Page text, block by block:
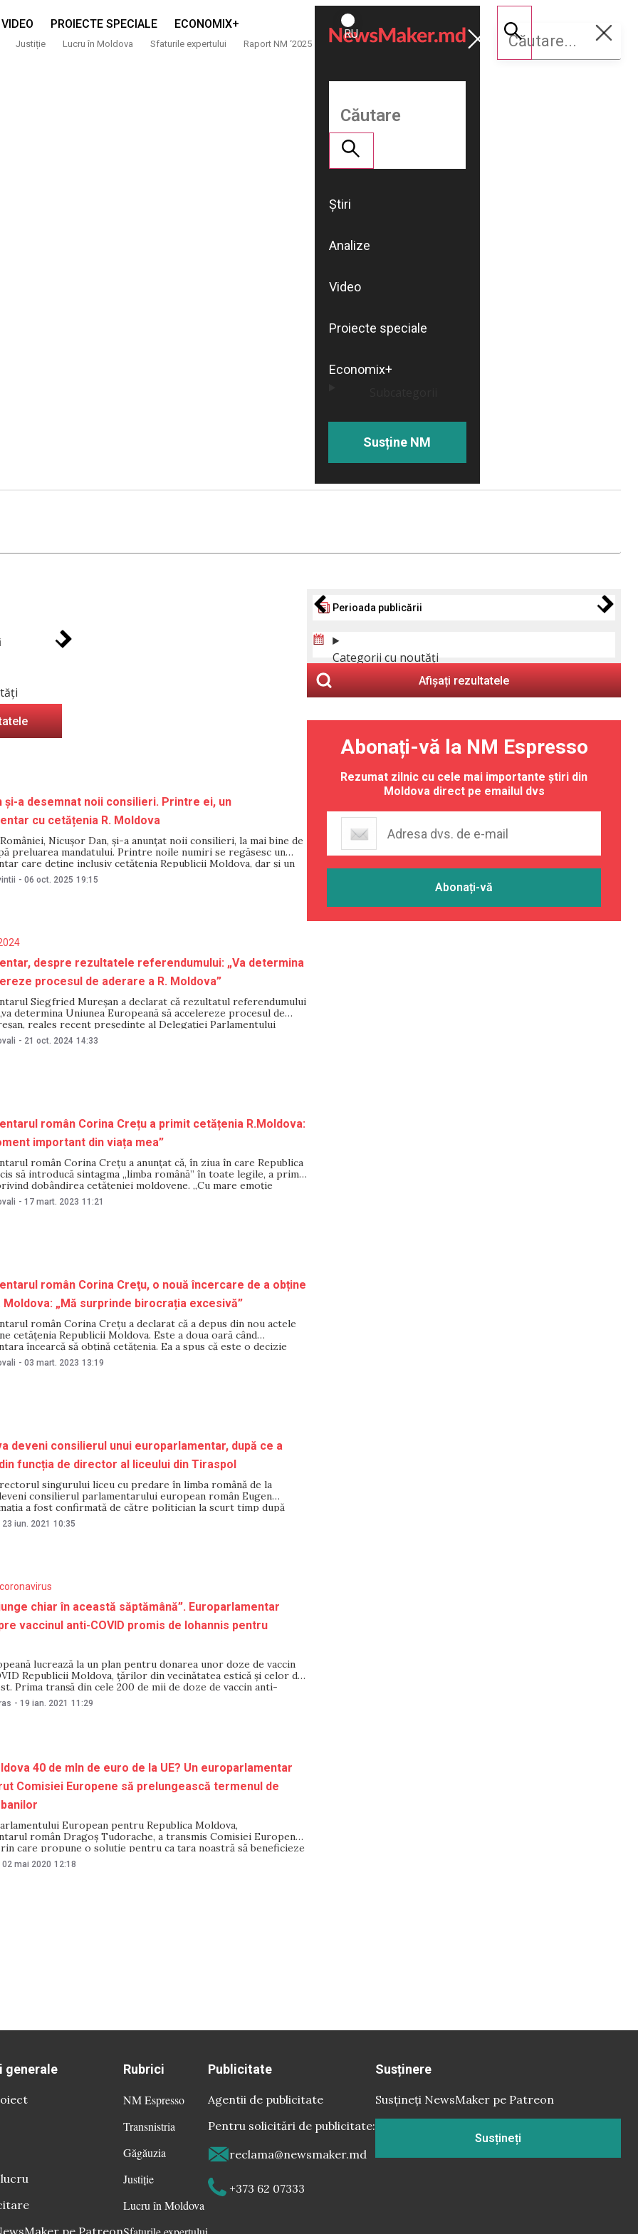
VIDEO PROIECTE SPECIALE ECONOMIX+
Justiție Lucru în Moldova Sfaturile expertului Raport NM ‘2025
ROMÂNĂ
RU
Susține
NM
Știri
Analize
Video
Proiecte speciale
Economix+
Susține NM
și-a desemnat noii consilieri. Printre ei, un
cu cetățenia R. Moldova
Nicușor Dan, și-a anunțat noii consilieri, la mai bine de
preluarea mandatului. Printre noile numiri se regăsesc un
care deține inclusiv cetățenia Republicii Moldova, dar și un
al României în țara noastră. Astfel, Marius Lazurca, fostul
a reprezentat România inclusiv
- 06 oct. 2025 19:15
despre rezultatele referendumului: „Va determina
procesul de aderare a R. Moldova”
Siegfried Mureșan a declarat că rezultatul referendumului
determina Uniunea Europeană să accelereze procesul de
reales recent președinte al Delegației Parlamentului
relațiile cu Moldova, a adăugat că „rezultatul strâns al
nu înseamnă că Moldova este divizată, ci înseamnă că, în ciuda
- 21 oct. 2024 14:33
român Corina Crețu a primit cetățenia R.Moldova:
important din viața mea”
român Corina Creţu a anunțat că, în ziua în care Republica
să introducă sintagma „limba română” în toate legile, a primit
dobândirea cetăţeniei moldovene. „Cu mare emoție
faptul că astăzi, în ziua în care Parlamentul Republicii
revenirea
- 17 mart. 2023 11:21
român Corina Creţu, o nouă încercare de a obține
Moldova: „Mă surprinde birocrația excesivă”
român Corina Creţu a declarat că a depus din nou actele
cetăţenia Republicii Moldova. Este a doua oară când
încearcă să obţină cetăţenia. Ea a spus că este o decizie
bunicilor săi, refugiaţi din Basarabia în România. „Am depus
- 03 mart. 2023 13:19
deveni consilierul unui europarlamentar, după ce a
funcția de director al liceului din Tiraspol
singurului liceu cu predare în limba română de la
consilierul parlamentarului european român Eugen
a fost confirmată de către politician la scurt timp după
demiterea lui Iovcev. Fostul director al liceului de la Tiraspol
dacă a acceptat
23 iun. 2021 10:35
chiar în această săptămână”. Europarlamentar
vaccinul anti-COVID promis de Iohannis pentru
lucrează la un plan pentru donarea unor doze de vaccin
Republicii Moldova, ţărilor din vecinătatea estică şi celor din
Prima tranșă din cele 200 de mii de doze de vaccin anti-
Republicii Moldova de către România ar putea ajunge la
- 19 ian. 2021 11:29
40 de mln de euro de la UE? Un europarlamentar
Comisiei Europene să prelungească termenul de
European pentru Republica Moldova,
român Dragoș Tudorache, a transmis Comisiei Europene
care propune o soluție pentru ca țara noastră să beneficieze
de 40 de milioane de euro prevăzută în programul de
adoptat în septembrie 2017, prin prelungirea
02 mai 2020 12:18
Perioada publicării
Categorii cu noutăți
Afișați rezultatele
Abonați-vă la NM Espresso
Rezumat zilnic cu cele mai importante știri din
Moldova direct pe emailul dvs
generale
pe Patreon
Rubrici
NM Espresso
Transnistria
Găgăuzia
Justiție
Lucru în Moldova
Publicitate
Agentii de publicitate
Pentru solicitări de publicitate:
reclama@newsmaker.md
+373 62 07333
Susținere
Susțineți NewsMaker pe Patreon
Susțineți